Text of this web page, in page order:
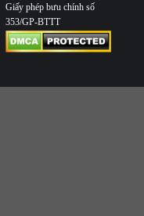
Giấy phép bưu chính số
353/GP-BTTT